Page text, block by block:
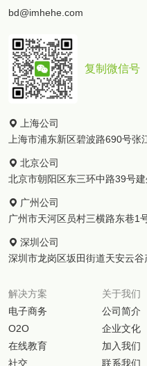
bd@imhehe.com
复制微信号
上海公司
上海市浦东新区碧波路690号
北京公司
北京市朝阳区东三环中路39号
广州公司
广州市天河区员村三横路东巷1
深圳公司
深圳市龙岗区坂田街道天安云谷
解决方案
电子商务
O2O
在线教育
社交
关于我们
公司简介
企业文化
加入我们
联系我们